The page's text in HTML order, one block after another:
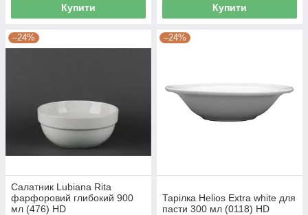
Купити Купити
–24%
Салатник Lubiana Rita
фарфоровий глибокий 900
мл (476) HD
–24%
Тарілка Helios Extra white для
пасти 300 мл (0118) HD